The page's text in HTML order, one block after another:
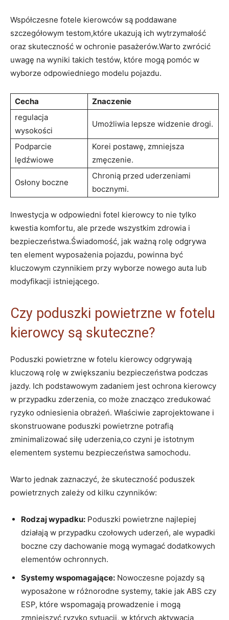
Współczesne fotele kierowców są poddawane⁣
szczegółowym testom,które ukazują ich wytrzymałość
oraz skuteczność w ochronie pasażerów.Warto zwrócić
uwagę na wyniki takich testów, które mogą pomóc w
wyborze odpowiedniego modelu pojazdu.
Cecha
Znaczenie
regulacja
wysokości
Umożliwia lepsze widzenie drogi.
Podparcie
lędźwiowe
Korei postawę, zmniejsza
zmęczenie.
Osłony boczne
Chronią przed uderzeniami
bocznymi.
Inwestycja w‍ odpowiedni fotel kierowcy to nie⁢ tylko
kwestia komfortu, ale przede wszystkim zdrowia i
bezpieczeństwa.Świadomość, jak⁣ ważną⁣ rolę odgrywa
ten element wyposażenia pojazdu, powinna być
kluczowym czynnikiem przy wyborze nowego auta lub
modyfikacji istniejącego.
Czy poduszki powietrzne w fotelu
kierowcy są skuteczne?
Poduszki powietrzne w fotelu kierowcy odgrywają
‍kluczową rolę w zwiększaniu bezpieczeństwa podczas
jazdy. Ich podstawowym zadaniem jest ochrona‍ kierowcy
w przypadku‍ zderzenia, co może znacząco⁣ zredukować
ryzyko odniesienia obrażeń. Właściwie zaprojektowane ​i
skonstruowane poduszki powietrzne potrafią
zminimalizować siłę uderzenia,co czyni je istotnym
elementem systemu ​bezpieczeństwa⁢ samochodu.
Warto jednak zaznaczyć, że skuteczność ⁤poduszek
powietrznych zależy od kilku czynników:
Rodzaj wypadku: Poduszki powietrzne najlepiej
działają w przypadku czołowych​ uderzeń, ale wypadki
boczne czy dachowanie mogą wymagać dodatkowych
elementów ochronnych.
Systemy wspomagające: Nowoczesne⁤ pojazdy są
⁢wyposażone w różnorodne‌ systemy, takie jak ABS czy
‍ESP, które wspomagają prowadzenie i mogą
zmniejszyć ryzyko sytuacji, w których aktywacja